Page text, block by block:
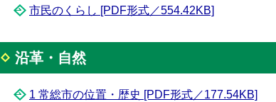
市民のくらし [PDF形式／554.42KB]
沿革・自然
1 常総市の位置・歴史 [PDF形式／177.54KB]